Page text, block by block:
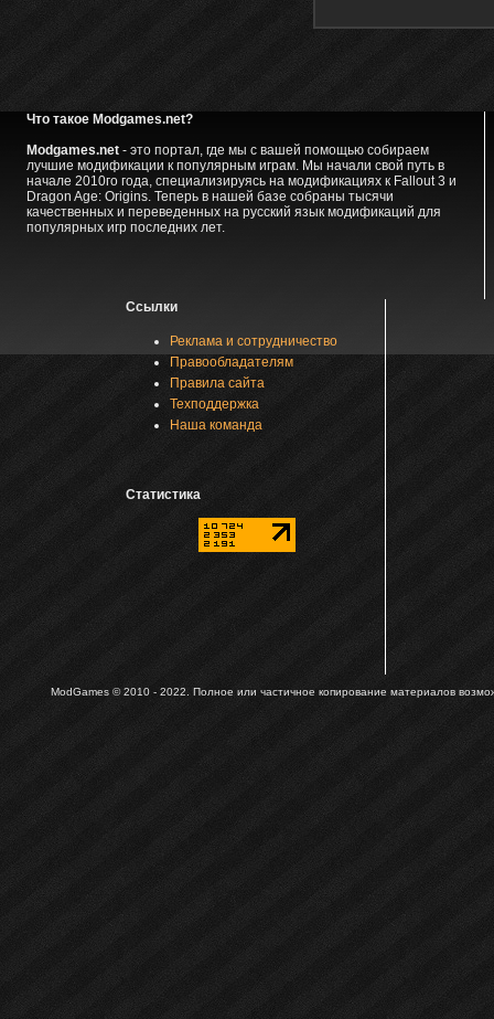
Что такое Modgames.net?
Modgames.net- это портал, где мы с вашей помощью собираем
лучшие модификации к популярным играм. Мы начали свой путь в
начале 2010го года, специализируясь на модификациях к Fallout 3 и
Dragon Age: Origins. Теперь в нашей базе собраны тысячи
качественных и переведенных на русский язык модификаций для
популярных игр последних лет.
Ссылки
Реклама и сотрудничество
Правообладателям
Правила сайта
Техподдержка
Наша команда
Статистика
ModGames © 2010 - 2022. Полное или частичное копирование материалов